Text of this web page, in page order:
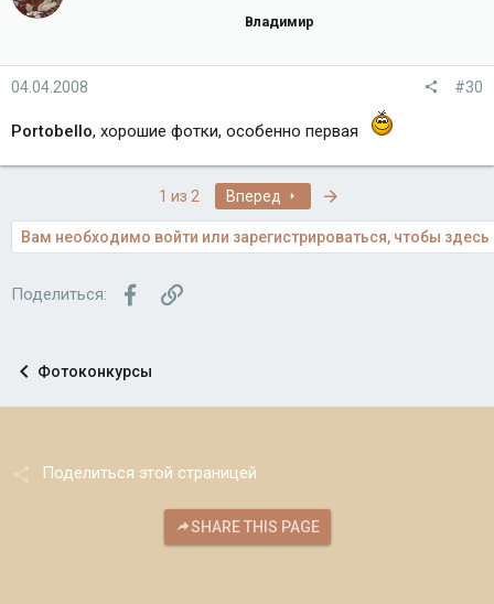
Владимир
04.04.2008 #30
Portobello, хорошие фотки, особенно первая
1 из 2 Вперед
Вам необходимо войти или зарегистрироваться, чтобы здесь
Поделиться: FacebookСсылка
Фотоконкурсы
Поделиться этой страницей
SHARE THIS PAGE